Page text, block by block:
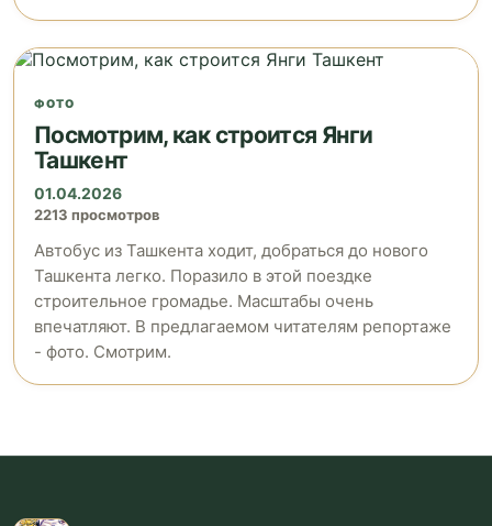
ФОТО
Посмотрим, как строится Янги
Ташкент
01.04.2026
2213 просмотров
Автобус из Ташкента ходит, добраться до нового
Ташкента легко. Поразило в этой поездке
строительное громадье. Масштабы очень
впечатляют. В предлагаемом читателям репортаже
- фото. Смотрим.